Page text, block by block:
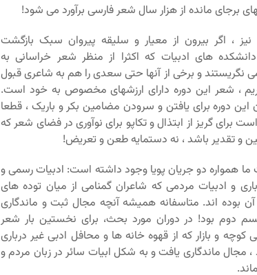
برجای مانده از هزار سال شعر فارسی برآورد می شود!
نیز ، اگر بیرون از معیار و سلیقه پیروان سبک بازگشت
دانشکده های ادبیات که اکثرا از منظر شعر خراسانی به
نگریستند و برخی از آنها حتی سعدی را هم به شاعری قبول
، شعر این دوره دارای ارزشهای مخصوص به خود است.
دوره برای یافتن و سرودن مضامین بکر و باریک ، قطعا
برای گریز از ابتذال و تکاپو برای نوآوری در فضای شعر که
و تقدیر باشد ، نه دستمایه طعن و تعریض!
ما همواره دو جریان پویا وجود داشته است: ادبیات رسمی و
و ادبیات مردمی که شاعران گمنامی از میان توده های
آن بوده اند. متاسفانه همیشه آنچه مجال ثبت و ماندگاری
دوم بود! در دوران مورد بحث، برای نخستین بار شعر
کوچه و بازار که از قهوه خانه ها و محافل ادبی غیر درباری
، مجال ماندگاری یافت و به شکل ابیات سائر در زبان مردم و